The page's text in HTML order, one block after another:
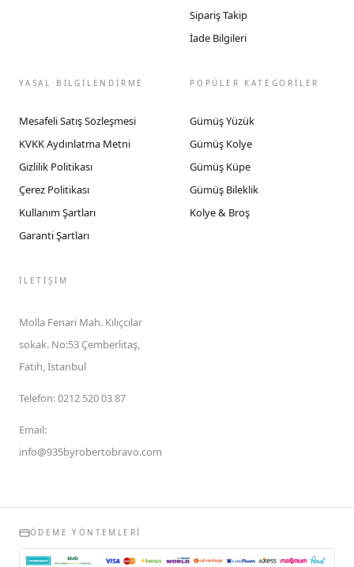
Sipariş Takip
İade Bilgileri
YASAL BİLGİLENDİRME
Mesafeli Satış Sözleşmesi
KVKK Aydınlatma Metni
Gizlilik Politikası
Çerez Politikası
Kullanım Şartları
Garanti Şartları
POPÜLER KATEGORİLER
Gümüş Yüzük
Gümüş Kolye
Gümüş Küpe
Gümüş Bileklik
Kolye & Broş
İLETIŞIM
Molla Fenari Mah. Kılıçcılar
sokak. No:53 Çemberlitaş,
Fatih, İstanbul
Telefon:0212 520 03 87
Email:
info@935byrobertobravo.com
ÖDEME YÖNTEMLERI